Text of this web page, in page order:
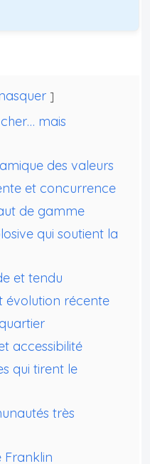
mais
des valeurs
et concurrence
de gamme
qui soutient la
et tendu
évolution récente
accessibilité
qui tirent le
très
Franklin